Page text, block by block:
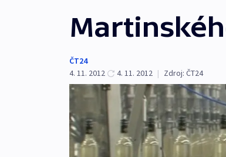
ČT24
4. 11. 2012
4. 11. 2012 | Zdroj: ČT24